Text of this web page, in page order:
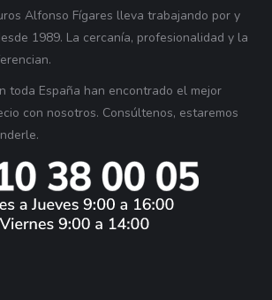
Alfonso Fígares lleva trabajando por y
1989. La cercanía, profesionalidad y la
toda España han encontrado el mejor
con nosotros. Consúltenos, estaremos